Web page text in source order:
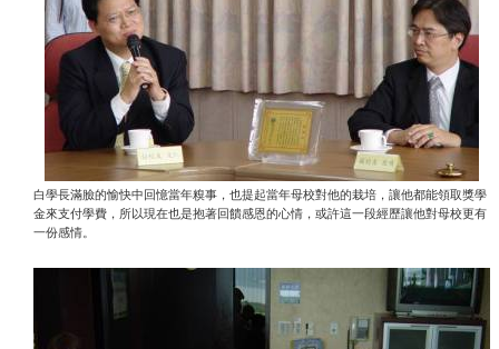
白學長滿臉的愉快中回憶當年糗事，也提起當年母校對他的栽培，讓他都能領取獎學
金來支付學費，所以現在也是抱著回饋感恩的心情，或許這一段經歷讓他對母校更有
一份感情。